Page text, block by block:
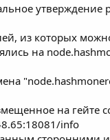
утверждение
из которых
на
на гейте
info